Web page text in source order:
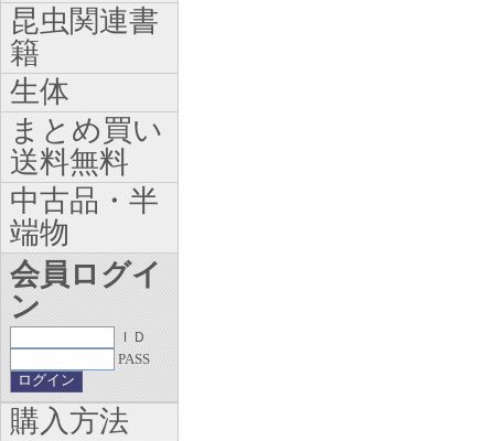
昆虫関連書
籍
生体
まとめ買い
送料無料
中古品・半
端物
会員ログイ
ン
ＩＤ
PASS
購入方法